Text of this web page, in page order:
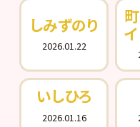
しみずのり
2026.01.22
イ
いしひろ
2026.01.16